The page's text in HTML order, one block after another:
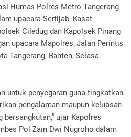
Humas Polres Metro Tangerang
upacara Sertijab, Kasat
Ciledug dan Kapolsek Pinang
upacara Mapolres, Jalan Perintis
Tangerang, Banten, Selasa
untuk penyegaran guna tingkatkan
pengalaman maupun keluasan
ujar Kapolres
Pol Zain Dwi Nugroho dalam